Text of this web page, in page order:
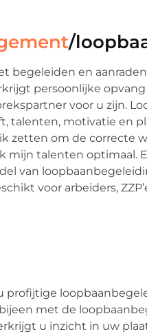
/
begeleiden en
persoonlijke
voor u zijn.
talenten, motivatie en
zetten om de correcte
mijn talenten optimaal.
van
voor arbeiders,
profijtige
met de
u inzicht in uw